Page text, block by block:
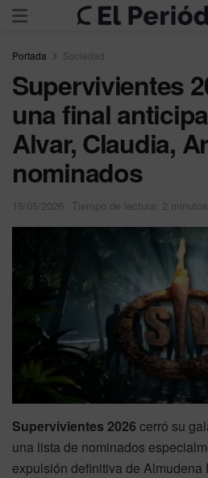
Portada Sociedad
Supervivientes
una final
Alvar, Claudia,
nominados
15/05/2026 Tiempo de lectura: 2 minutos
Supervivientes 2026 cerró su
una lista de nominados
expulsión definitiva de Almudena